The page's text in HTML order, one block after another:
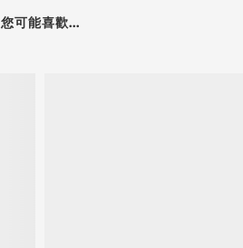
您可能喜歡...